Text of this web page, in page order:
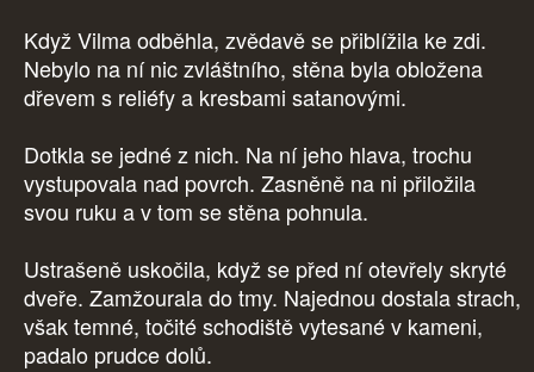
Když Vilma odběhla, zvědavě se přiblížila ke zdi.
Nebylo na ní nic zvláštního, stěna byla obložena
dřevem s reliéfy a kresbami satanovými.
Dotkla se jedné z nich. Na ní jeho hlava, trochu
vystupovala nad povrch. Zasněně na ni přiložila
svou ruku a v tom se stěna pohnula.
Ustrašeně uskočila, když se před ní otevřely skryté
dveře. Zamžourala do tmy. Najednou dostala strach,
však temné, točité schodiště vytesané v kameni,
padalo prudce dolů.